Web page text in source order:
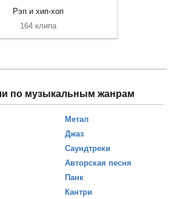
Рэп и хип-хоп
164 клипа
по музыкальным жанрам
Метал
Джаз
Саундтреки
Авторская песня
Панк
Кантри